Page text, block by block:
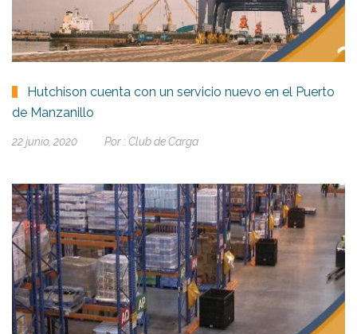
Hutchison cuenta con un servicio nuevo en el Puerto
de Manzanillo
22 junio, 2020 Por : Club de Carga